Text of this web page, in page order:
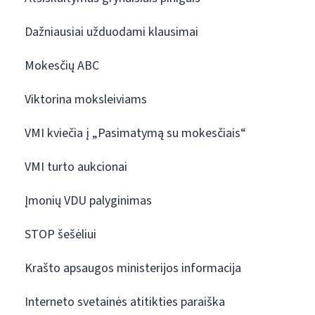
Dažniausiai užduodami klausimai
Mokesčių ABC
Viktorina moksleiviams
VMI kviečia į „Pasimatymą su mokesčiais“
VMI turto aukcionai
Įmonių VDU palyginimas
STOP šešėliui
Krašto apsaugos ministerijos informacija
Interneto svetainės atitikties paraiška